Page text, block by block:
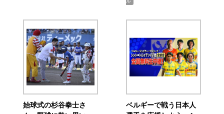
始球式の杉谷拳士さ
ベルギーで戦う日本人